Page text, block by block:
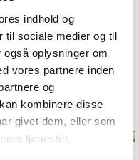
indhold og
til sociale medier og til
oplysninger om
vores partnere inden
og
kombinere disse
givet dem, eller som
tjenester.